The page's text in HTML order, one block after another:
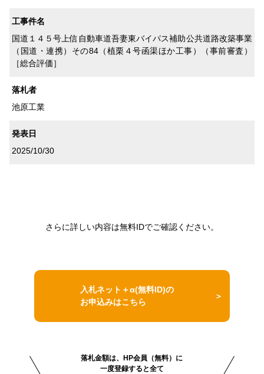
工事件名
国道１４５号上信自動車道吾妻東バイパス補助公共道路改築事業
（国道・連携）その84（植栗４号函渠ほか工事）（事前審査）
［総合評価］
落札者
池原工業
発表日
2025/10/30
さらに詳しい内容は無料IDでご確認ください。
入札ネット＋α(無料ID)の
お申込みはこちら
落札金額は、HP会員（無料）に
一度登録すると全て